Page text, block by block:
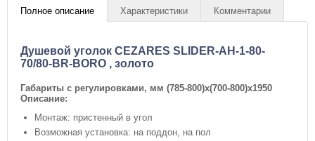
Полное описание Характеристики Комментарии
Душевой уголок CEZARES SLIDER-AH-1-80-
70/80-BR-BORO , золото
Габариты с регулировками, мм (785-800)x(700-800)x1950
Описание:
Монтаж: пристенный в угол
Возможная установка: на поддон, на пол